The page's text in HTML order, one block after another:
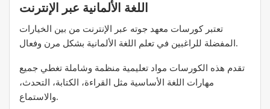
اللغة الألمانية عبر الإنترنت
تعتبر كورسات معهد جوته عبر الإنترنت من بين الخيارات
المفضلة للراغبين في تعلم اللغة الألمانية بشكل مرن وفعال.
تقدم هذه الكورسات مواد تعليمية منظمة وشاملة تغطي جميع
مهارات اللغة الأساسية مثل القراءة، الكتابة، التحدث،
والاستماع.